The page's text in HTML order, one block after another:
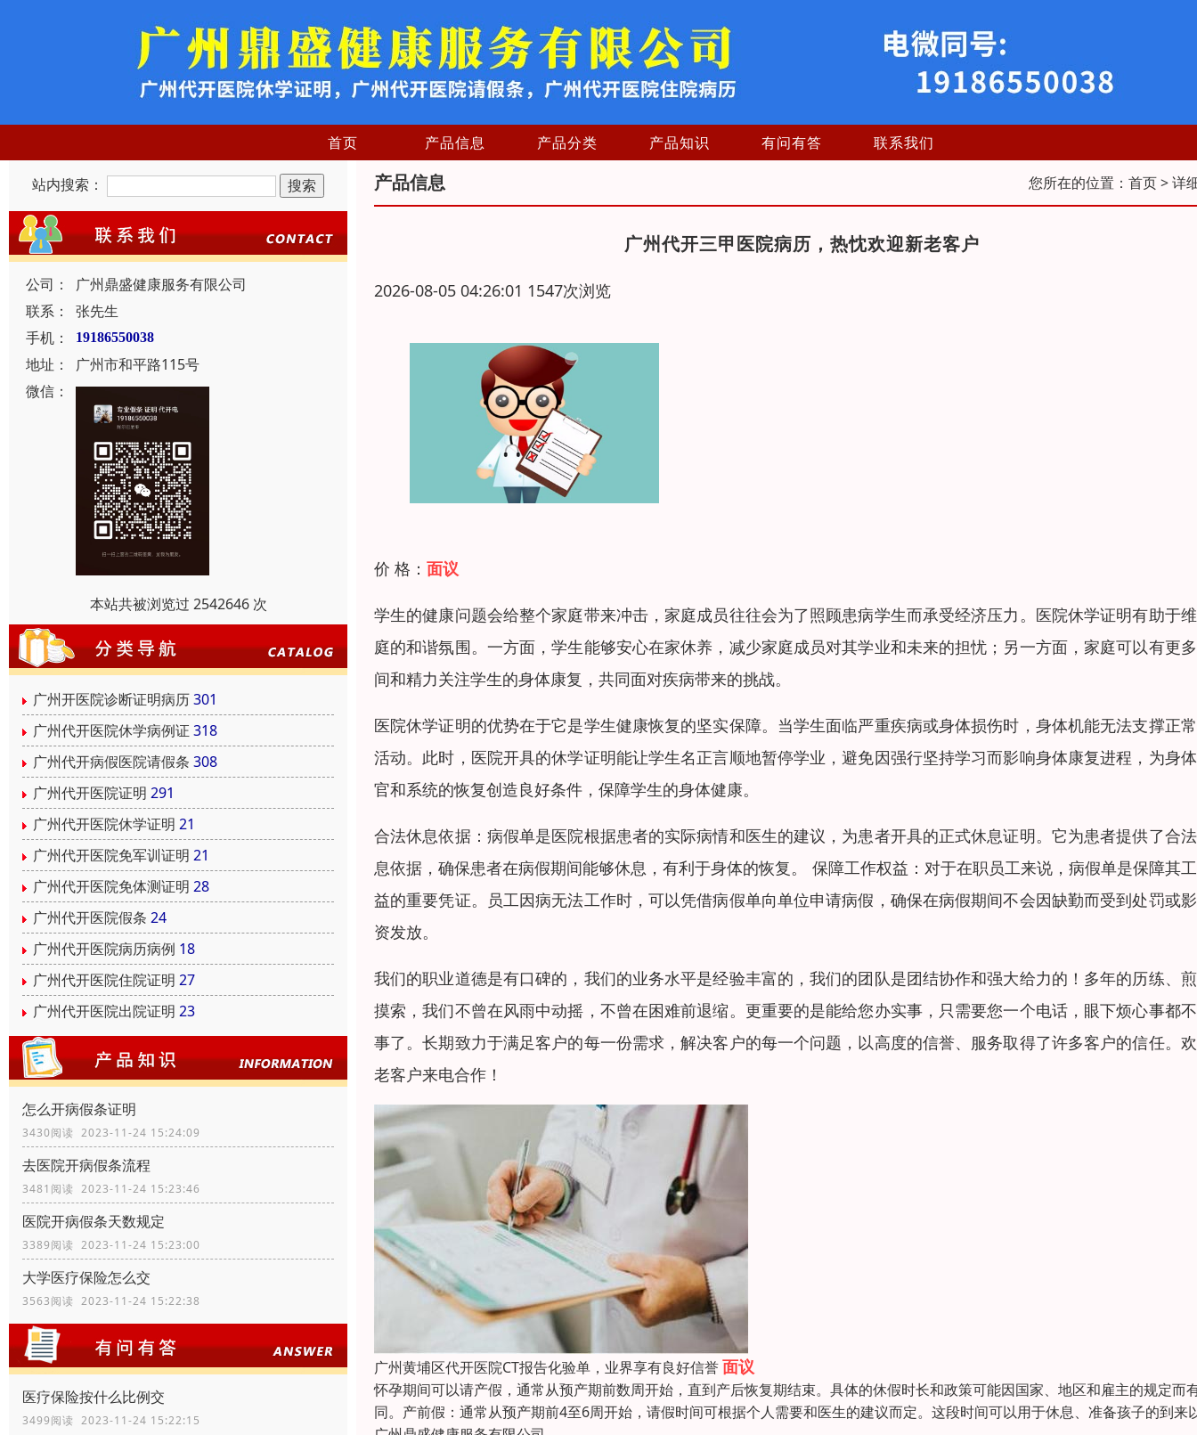
首页 产品信息 产品分类 产品知识 有问有答 联系我们
站内搜索：
公司：
广州鼎盛健康服务有限公司
联系：
张先生
手机：
19186550038
地址：
广州市和平路115号
微信：
本站共被浏览过 2542646 次
广州开医院诊断证明病历301
广州代开医院休学病例证 318
广州代开病假医院请假条 308
广州代开医院证明 291
广州代开医院休学证明 21
广州代开医院免军训证明 21
广州代开医院免体测证明 28
广州代开医院假条 24
广州代开医院病历病例 18
广州代开医院住院证明 27
广州代开医院出院证明 23
怎么开病假条证明
3430阅读 2023-11-24 15:24:09
去医院开病假条流程
3481阅读 2023-11-24 15:23:46
医院开病假条天数规定
3389阅读 2023-11-24 15:23:00
大学医疗保险怎么交
3563阅读 2023-11-24 15:22:38
医疗保险按什么比例交
3499阅读 2023-11-24 15:22:15
产品信息 您所在的位置： 首页> 详
广州代开三甲医院病历，热忱欢迎新老客户
2026-08-05 04:26:01 1547次浏览
价 格： 面议
学生的健康问题会给整个家庭带来冲击，家庭成员往往会为了照顾患病学生而承受经济压力。医院休学证明有助于
庭的和谐氛围。一方面，学生能够安心在家休养，减少家庭成员对其学业和未来的担忧；另一方面，家庭可以有更
间和精力关注学生的身体康复，共同面对疾病带来的挑战。
医院休学证明的优势在于它是学生健康恢复的坚实保障。当学生面临严重疾病或身体损伤时，身体机能无法支撑正
活动。此时，医院开具的休学证明能让学生名正言顺地暂停学业，避免因强行坚持学习而影响身体康复进程，为身
官和系统的恢复创造良好条件，保障学生的身体健康。
合法休息依据：病假单是医院根据患者的实际病情和医生的建议，为患者开具的正式休息证明。它为患者提供了合
息依据，确保患者在病假期间能够休息，有利于身体的恢复。 保障工作权益：对于在职员工来说，病假单是保障其
益的重要凭证。员工因病无法工作时，可以凭借病假单向单位申请病假，确保在病假期间不会因缺勤而受到处罚或
资发放。
我们的职业道德是有口碑的，我们的业务水平是经验丰富的，我们的团队是团结协作和强大给力的！多年的历练、
摸索，我们不曾在风雨中动摇，不曾在困难前退缩。更重要的是能给您办实事，只需要您一个电话，眼下烦心事都
事了。长期致力于满足客户的每一份需求，解决客户的每一个问题，以高度的信誉、服务取得了许多客户的信任。
老客户来电合作！
广州黄埔区代开医院CT报告化验单，业界享有良好信誉面议
怀孕期间可以请产假，通常从预产期前数周开始，直到产后恢复期结束。具体的休假时长和政策可能因国家、地区和雇主的规定而
同。产前假：通常从预产期前4至6周开始，请假时间可根据个人需要和医生的建议而定。这段时间可以用于休息、准备孩子的到来